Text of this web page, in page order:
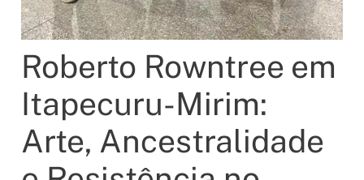
Roberto Rowntree em
Itapecuru-Mirim:
Arte, Ancestralidade